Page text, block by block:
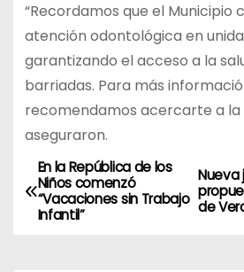
“Recordamos que el Municipio
atención odontológica en
garantizando el acceso a la
barriadas. Para más
recomendamos acercarte a la
aseguraron.
N
a
Nueva
de
En la República de los
Niños comenzó
“Vacaciones sin Trabajo
Infantil”